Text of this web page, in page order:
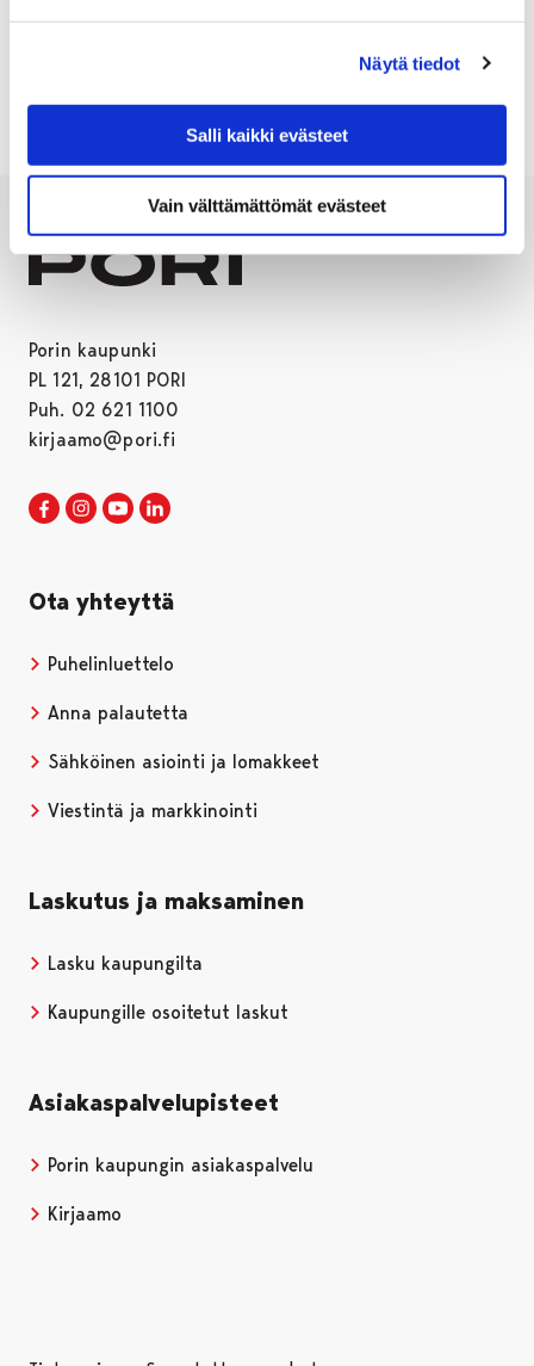
Näytä tiedot
Salli kaikki evästeet
Vain välttämättömät evästeet
LÖYTÖELÄIN
Porin kaupunki
PL 121, 28101 PORI
Puh. 02 621 1100
kirjaamo@pori.fi
Porin kaupunki Facebookissa
Avautuu uudessa välilehdessä
Porin kaupunki Instagramissa
Avautuu uudessa välilehdessä
Porin kaupunki Youtubessa
Avautuu uudessa välilehdessä
Ota yhteyttä
Puhelinluettelo
Anna palautetta
Sähköinen asiointi ja lomakkeet
Viestintä ja markkinointi
Laskutus ja maksaminen
Lasku kaupungilta
Kaupungille osoitetut laskut
Asiakaspalvelupisteet
Porin kaupungin asiakaspalvelu
Kirjaamo